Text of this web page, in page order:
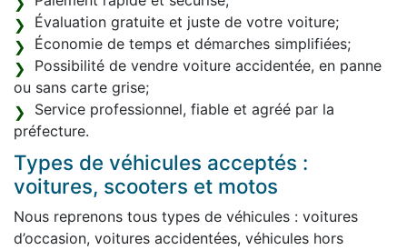
Évaluation gratuite et juste de votre voiture;
Économie de temps et démarches simplifiées;
Possibilité de vendre voiture accidentée, en panne
ou sans carte grise;
Service professionnel, fiable et agréé par la
préfecture.
Types de véhicules acceptés :
voitures, scooters et motos
Nous reprenons tous types de véhicules : voitures
d’occasion, voitures accidentées, véhicules hors